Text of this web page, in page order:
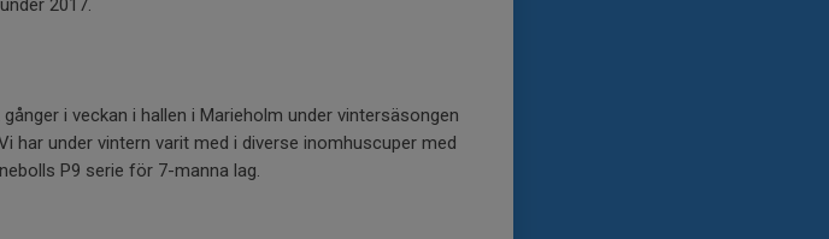
2017.
i veckan i hallen i Marieholm under vintersäsongen
har under vintern varit med i diverse inomhuscuper med
P9 serie för 7-manna lag.